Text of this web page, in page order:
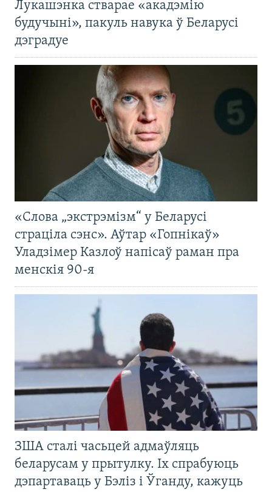
Лукашэнка стварае «акадэмію
будучыні», пакуль навука ў Беларусі
дэградуе
«Слова „экстрэмізм“ у Беларусі
страціла сэнс». Аўтар «Гопнікаў»
Уладзімер Казлоў напісаў раман пра
менскія 90-я
ЗША сталі часьцей адмаўляць
беларусам у прытулку. Іх спрабуюць
дэпартаваць у Бэліз і Ўганду, кажуць